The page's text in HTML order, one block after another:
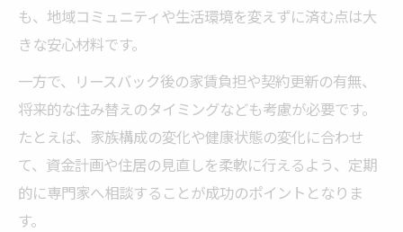
も、地域コミュニティや生活環境を変えずに済む点は大
きな安心材料です。
一方で、リースバック後の家賃負担や契約更新の有無、
将来的な住み替えのタイミングなども考慮が必要です。
たとえば、家族構成の変化や健康状態の変化に合わせ
て、資金計画や住居の見直しを柔軟に行えるよう、定期
的に専門家へ相談することが成功のポイントとなりま
す。